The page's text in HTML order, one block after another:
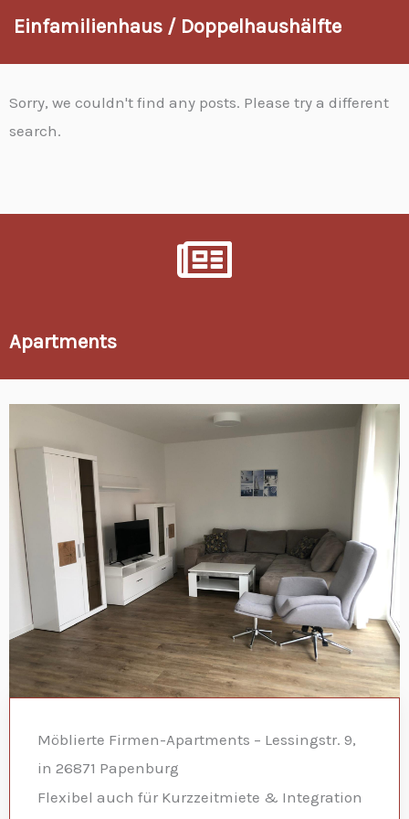
Einfamilienhaus / Doppelhaushälfte
Sorry, we couldn't find any posts. Please try a different
search.
Apartments
Möblierte Firmen-Apartments – Lessingstr. 9,
in 26871 Papenburg
Flexibel auch für Kurzzeitmiete & Integration